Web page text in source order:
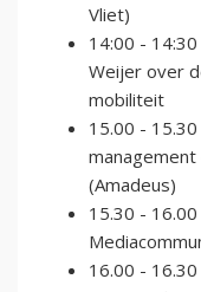
Vliet)
14:00 -
Weijer over
mobiliteit
15.00 -
(Amadeus)
15.30 -
16.00 -